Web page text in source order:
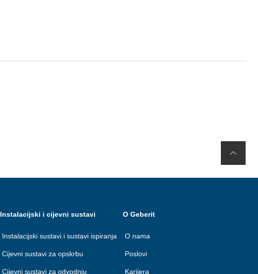
Instalacijski i cijevni sustavi
Instalacijski sustavi i sustavi ispiranja
Cijevni sustavi za opskrbu
Cijevni sustavi za odvodnju
O Geberit
O nama
Poslovi
Karijera